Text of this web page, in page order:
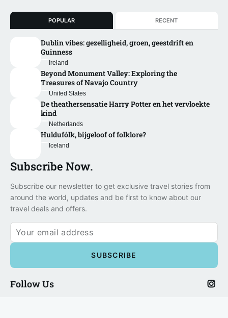
POPULAR RECENT
Ireland
Dublin vibes: gezelligheid, groen, geestdrift en
Guinness
United States
Beyond Monument Valley: Exploring the
Treasures of Navajo Country
Netherlands
De theathersensatie Harry Potter en het vervloekte
kind
Iceland
Huldufólk, bijgeloof of folklore?
Subscribe Now.
Subscribe our newsletter to get exclusive travel stories from
around the world, updates and be first to know about our
travel deals and offers.
Follow Us